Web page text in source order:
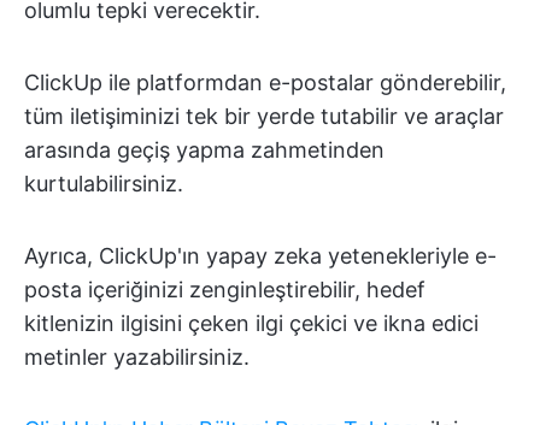
olumlu tepki verecektir.
ClickUp ile platformdan e-postalar gönderebilir,
tüm iletişiminizi tek bir yerde tutabilir ve araçlar
arasında geçiş yapma zahmetinden
kurtulabilirsiniz.
Ayrıca, ClickUp'ın yapay zeka yetenekleriyle e-
posta içeriğinizi zenginleştirebilir, hedef
kitlenizin ilgisini çeken ilgi çekici ve ikna edici
metinler yazabilirsiniz.